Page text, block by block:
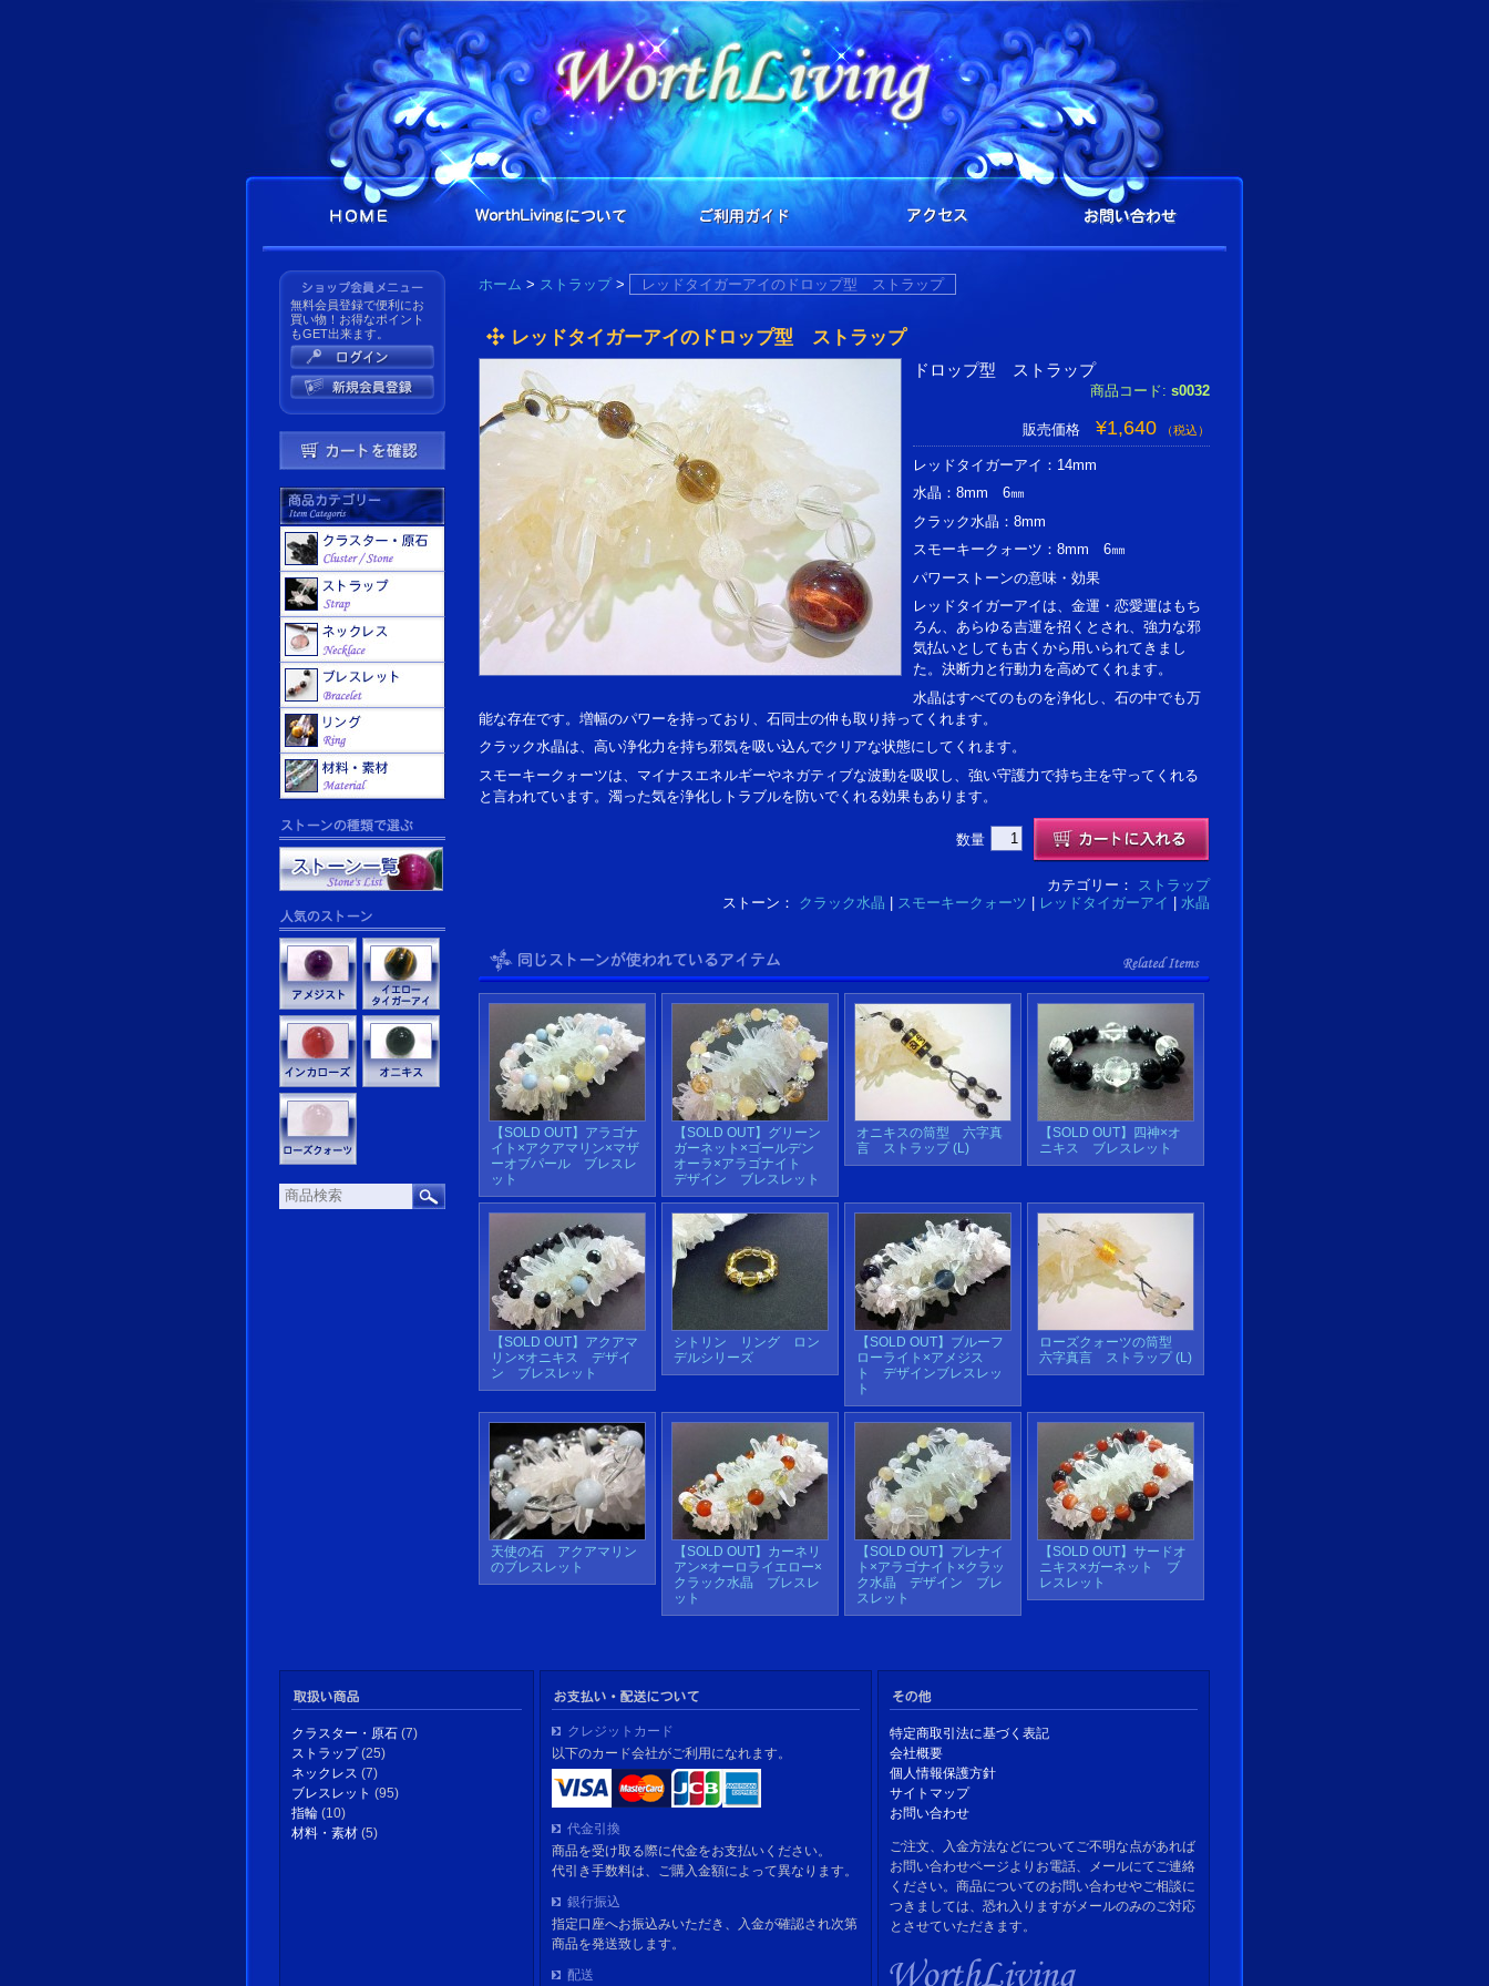
ホーム > ストラップ> レッドタイガーアイのドロップ型 ストラップ
レッドタイガーアイのドロップ型 ストラップ
ドロップ型 ストラップ
商品コード: s0032
販売価格 ¥1,640 （税込）
レッドタイガーアイ：14mm
水晶：8mm 6㎜
クラック水晶：8mm
スモーキークォーツ：8mm 6㎜
パワーストーンの意味・効果
レッドタイガーアイは、金運・恋愛運はもち
ろん、あらゆる吉運を招くとされ、強力な邪
気払いとしても古くから用いられてきまし
た。決断力と行動力を高めてくれます。
水晶はすべてのものを浄化し、石の中でも万
能な存在です。増幅のパワーを持っており、石同士の仲も取り持ってくれます。
クラック水晶は、高い浄化力を持ち邪気を吸い込んでクリアな状態にしてくれます。
スモーキークォーツは、マイナスエネルギーやネガティブな波動を吸収し、強い守護力で持ち主を守ってくれる
と言われています。濁った気を浄化しトラブルを防いでくれる効果もあります。
数量
カテゴリー：
ストラップ
ストーン： クラック水晶 | スモーキークォーツ | レッドタイガーアイ | 水晶
【SOLD OUT】アラゴナ
イト×アクアマリン×マザ
ーオブパール ブレスレ
ット
【SOLD OUT】グリーン
ガーネット×ゴールデン
オーラ×アラゴナイト
デザイン ブレスレット
オニキスの筒型 六字真
言 ストラップ (L)
【SOLD OUT】四神×オ
ニキス ブレスレット
【SOLD OUT】アクアマ
リン×オニキス デザイ
ン ブレスレット
シトリン リング ロン
デルシリーズ
【SOLD OUT】ブルーフ
ローライト×アメジス
ト デザインブレスレッ
ト
ローズクォーツの筒型
六字真言 ストラップ (L)
天使の石 アクアマリン
のブレスレット
【SOLD OUT】カーネリ
アン×オーロライエロー×
クラック水晶 ブレスレ
ット
【SOLD OUT】プレナイ
ト×アラゴナイト×クラッ
ク水晶 デザイン ブレ
スレット
【SOLD OUT】サードオ
ニキス×ガーネット ブ
レスレット
無料会員登録で便利にお
買い物！お得なポイント
もGET出来ます。
クラスター・原石 (7)
ストラップ(25)
ネックレス (7)
ブレスレット (95)
指輪 (10)
材料・素材 (5)
クレジットカード
以下のカード会社がご利用になれます。
代金引換
商品を受け取る際に代金をお支払いください。
代引き手数料は、ご購入金額によって異なります。
銀行振込
指定口座へお振込みいただき、入金が確認され次第
商品を発送致します。
配送
特定商取引法に基づく表記
会社概要
個人情報保護方針
サイトマップ
お問い合わせ
ご注文、入金方法などについてご不明な点があれば
お問い合わせページよりお電話、メールにてご連絡
ください。商品についてのお問い合わせやご相談に
つきましては、恐れ入りますがメールのみのご対応
とさせていただきます。